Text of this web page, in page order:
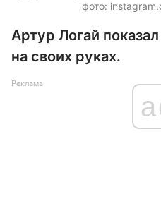
фото:
Артур Логай
на своих руках.
Реклама